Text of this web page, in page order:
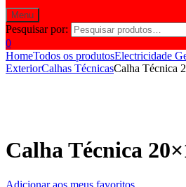
Menu
Pesquisar por:
0
HomeTodos os produtosElectricidade
ExteriorCalhas TécnicasCalha Técnica
Calha Técnica
Adicionar aos meus favoritos